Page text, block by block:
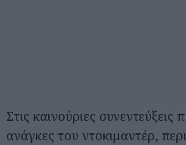
Στις καινούριες συνεντεύξεις
ανάγκες του ντοκιμαντέρ,